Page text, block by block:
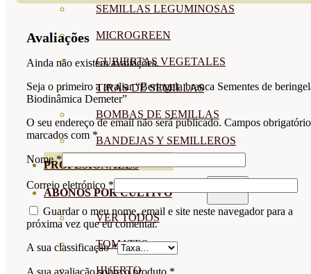
SEMILLAS LEGUMINOSAS
MICROGREEN
CUBIERTAS VEGETALES
TIRAS DE SEMILLAS
BOMBAS DE SEMILLAS
BANDEJAS Y SEMILLEROS
PROFESIONALES
ABONOS POR CULTIVO
VER TODOS
TOMATES
HUERTO
Avaliações
Ainda não existem avaliações.
Seja o primeiro a avaliar “Beringela branca Sementes de
Biodinâmica Demeter”
O seu endereço de email não será publicado. Campos
marcados com *
Nome*
Correio eletrónico *
Guardar o meu nome, email e site neste navegador para a
próxima vez que eu comentar.
A sua classificação*